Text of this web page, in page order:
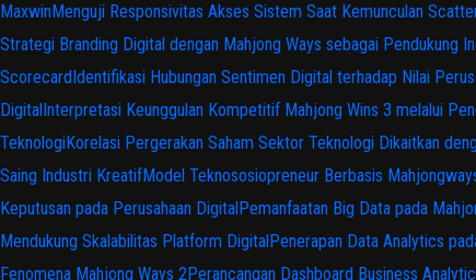
MaxwinMenguji Responsivitas Akses Sistem Saat Kemunculan
Strategi Branding Digital dengan Mahjong Ways sebagai Pendukung
ScorecardIdentifikasi Hubungan Sentimen Digital terhadap Nilai
DigitalInterpretasi Keunggulan Kompetitif Mahjong Wins 3 melalui
TeknologiKorelasi Pergerakan Saham Sektor Teknologi Dikaitkan
Saing Industri KreatifModel Teknososiopreneur Berbasis
Keputusan pada Perusahaan DigitalPemanfaatan Big Data pada
Mendukung Skalabilitas Platform DigitalPenerapan Data Analytics
Fenomena Mahjong Ways 2Perancangan Dashboard Business